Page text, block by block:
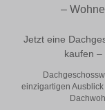
–
Jetzt eine
kaufen –
einzigartigen